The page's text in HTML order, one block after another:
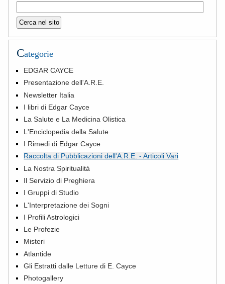
Categorie
EDGAR CAYCE
Presentazione dell'A.R.E.
Newsletter Italia
I libri di Edgar Cayce
La Salute e La Medicina Olistica
L'Enciclopedia della Salute
I Rimedi di Edgar Cayce
Raccolta di Pubblicazioni dell'A.R.E. - Articoli Vari
La Nostra Spiritualità
Il Servizio di Preghiera
I Gruppi di Studio
L'Interpretazione dei Sogni
I Profili Astrologici
Le Profezie
Misteri
Atlantide
Gli Estratti dalle Letture di E. Cayce
Photogallery